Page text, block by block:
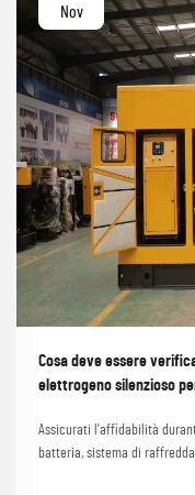
Nov
Cosa deve essere
elettrogeno silenzioso
Assicurati l'affidabilità
batteria, sistema di